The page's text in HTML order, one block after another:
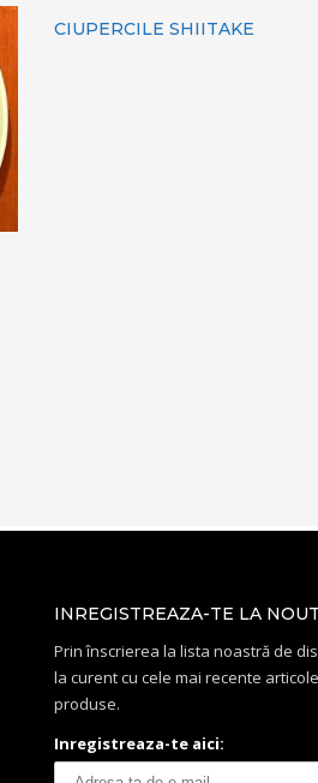
CIUPERCILE SHIITAKE
INREGISTREAZA-TE LA
Prin înscrierea la lista noastră de
la curent cu cele mai recente
produse.
Inregistreaza-te aici: